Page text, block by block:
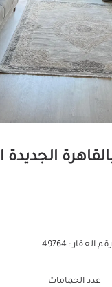
رقم العقار : 49764
عدد الحمامات